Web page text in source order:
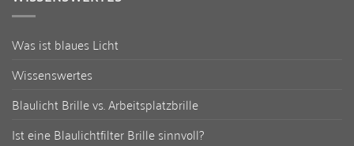
Was ist blaues Licht
Wissenswertes
Blaulicht Brille vs. Arbeitsplatzbrille
Ist eine Blaulichtfilter Brille sinnvoll?